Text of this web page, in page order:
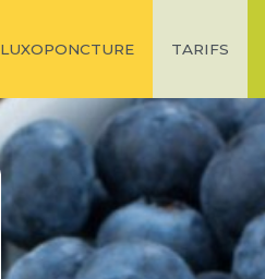
LUXOPONCTURE TARIFS